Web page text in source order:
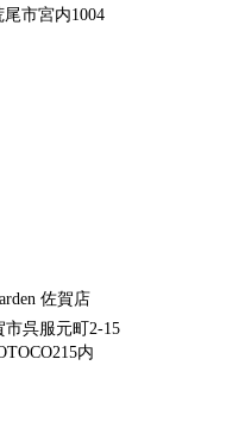
市宮内1004
佐賀店
市呉服元町2-15
内